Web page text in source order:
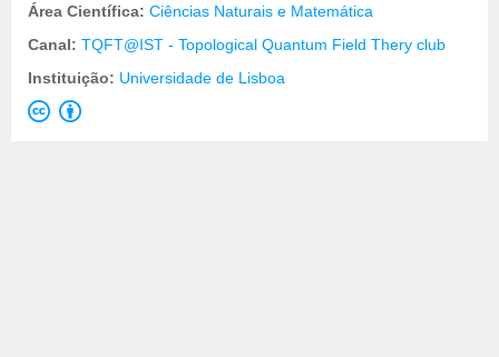
Área Científica: Ciências Naturais e Matemática
Canal: TQFT@IST - Topological Quantum Field Thery club
Instituição: Universidade de Lisboa